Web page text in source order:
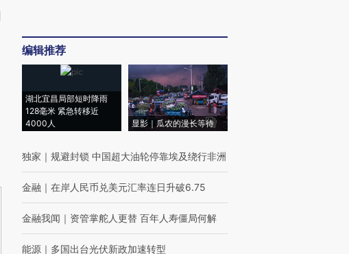
编辑推荐
湖北宜昌局部短时降雨
128毫米 紧急转移近
4000人
显影｜瓜农的漫长等待
独家 ｜ 规避封锁 中国超大油轮停靠埃及绕行非洲
金融 ｜ 在岸人民币兑美元汇率连日升破6.75
金融我闻 ｜ 资管掌舵人更替 百年人寿僵局何解
能源 ｜ 多国出台光伏新政加速转型